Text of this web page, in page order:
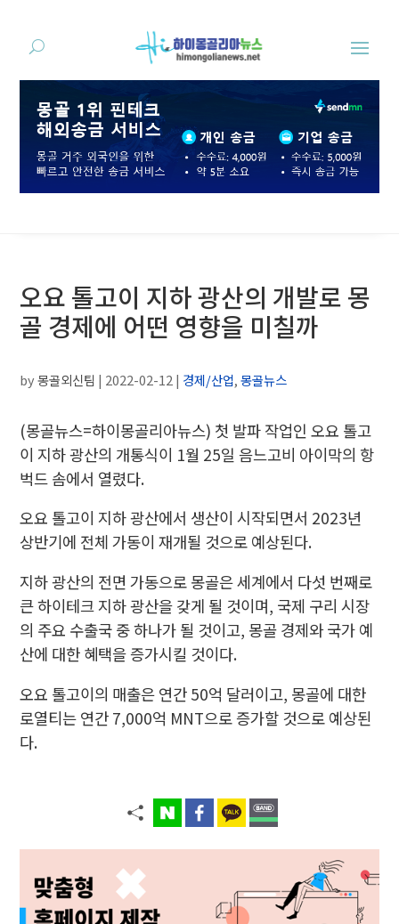
오요 톨고이 지하 광산의 개발로 몽
골 경제에 어떤 영향을 미칠까
by몽골외신팀 | 2022-02-12 | 경제/산업,몽골뉴스
(몽골뉴스=하이몽골리아뉴스) 첫 발파 작업인 오요 톨고
이 지하 광산의 개통식이 1월 25일 음느고비 아이막의 항
벅드 솜에서 열렸다.
오요 톨고이 지하 광산에서 생산이 시작되면서 2023년
상반기에 전체 가동이 재개될 것으로 예상된다.
지하 광산의 전면 가동으로 몽골은 세계에서 다섯 번째로
큰 하이테크 지하 광산을 갖게 될 것이며, 국제 구리 시장
의 주요 수출국 중 하나가 될 것이고, 몽골 경제와 국가 예
산에 대한 혜택을 증가시킬 것이다.
오요 톨고이의 매출은 연간 50억 달러이고, 몽골에 대한
로열티는 연간 7,000억 MNT으로 증가할 것으로 예상된
다.